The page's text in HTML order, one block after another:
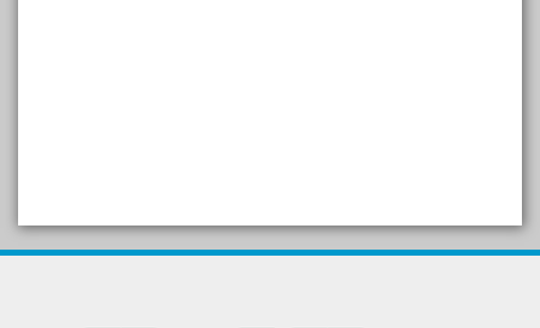
Arogya setu App information
in Gujarati